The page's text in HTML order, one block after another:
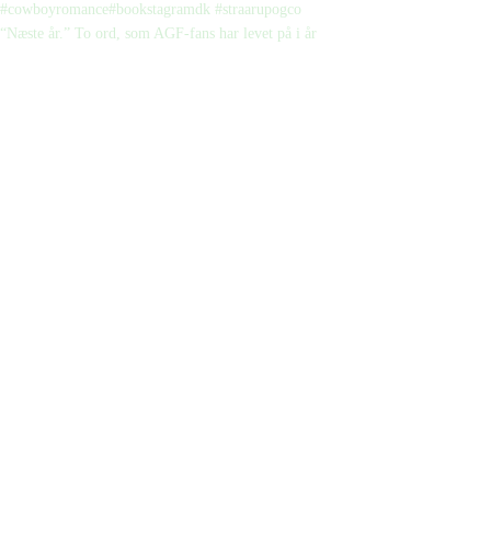
“Næste år.” To ord, som AGF-fans har levet på i år